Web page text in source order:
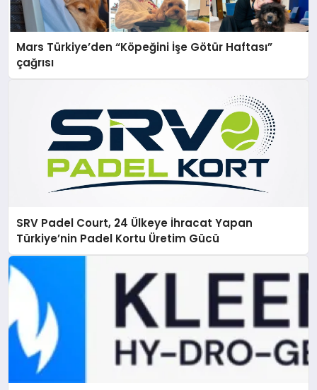
Mars Türkiye’den “Köpeğini İşe Götür Haftası”
çağrısı
SRV Padel Court, 24 Ülkeye İhracat Yapan
Türkiye’nin Padel Kortu Üretim Gücü